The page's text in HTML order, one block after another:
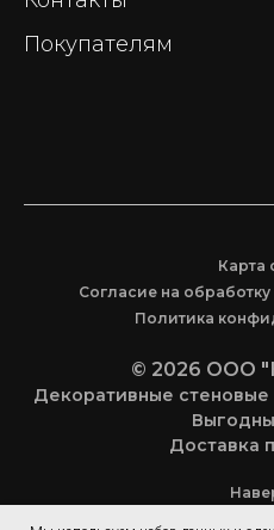
Покупателям
Карта
Согласие на
Политика
© 2026 ООО
Декоративные стеновые
Доставка